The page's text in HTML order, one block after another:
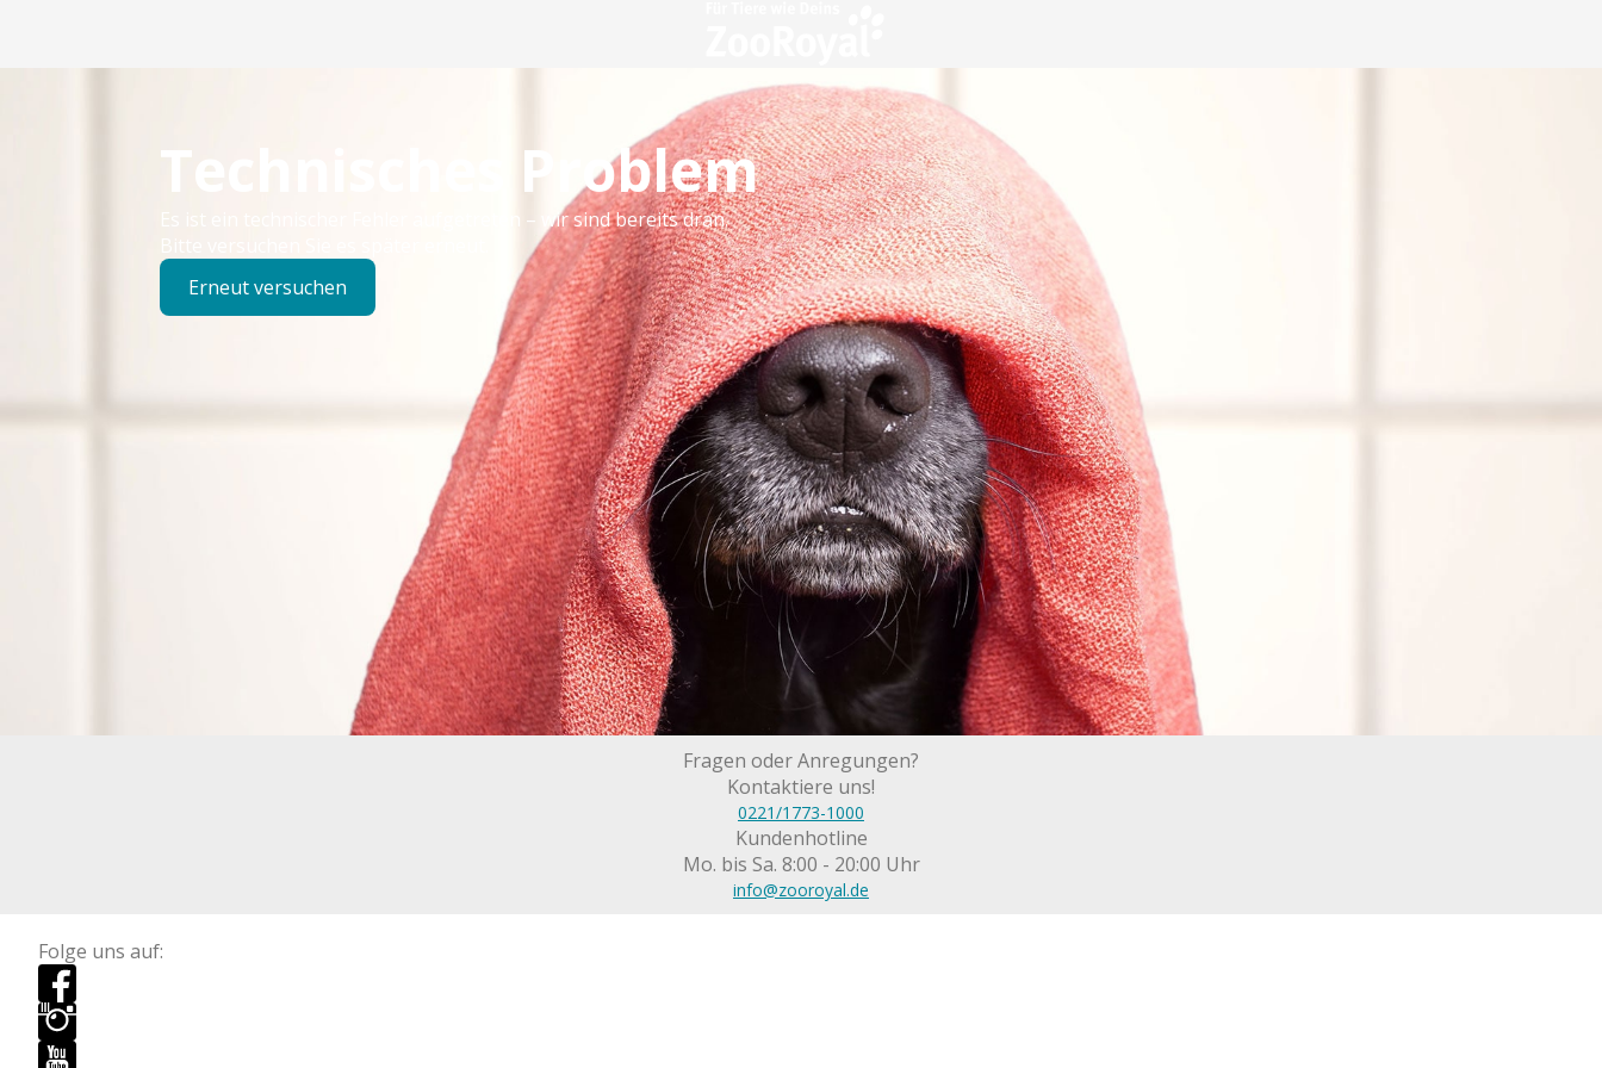
Technisches Problem
Es ist ein technischer Fehler aufgetreten – wir sind bereits dran.
Bitte versuchen Sie es später erneut.
Erneut versuchen
Fragen oder Anregungen?
Kontaktiere uns!
0221/1773-1000
Kundenhotline
Mo. bis Sa. 8:00 - 20:00 Uhr
info@zooroyal.de
Folge uns auf: